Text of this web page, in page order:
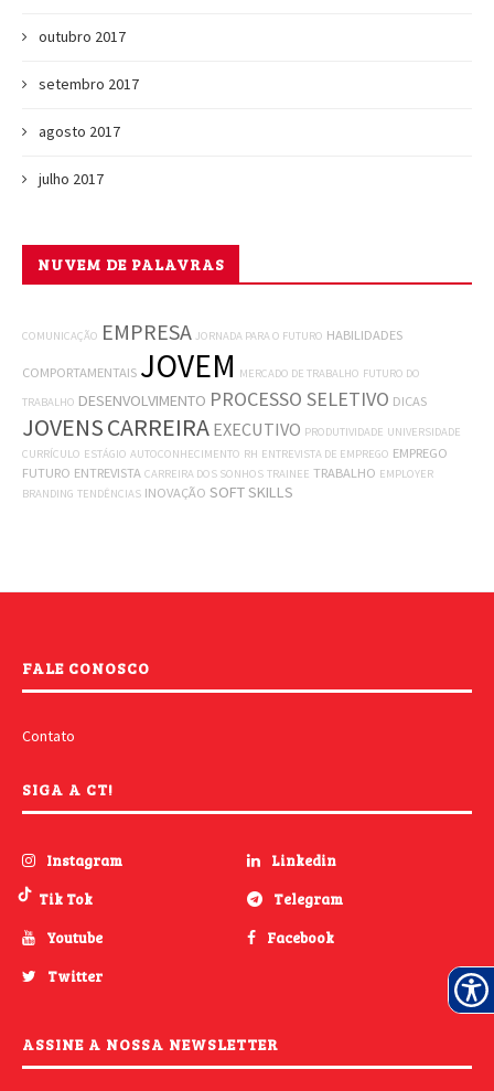
outubro 2017
setembro 2017
agosto 2017
julho 2017
NUVEM DE PALAVRAS
COMUNICAÇÃO EMPRESA JORNADA PARA O FUTURO HABILIDADES
COMPORTAMENTAIS JOVEM MERCADO DE TRABALHO FUTURO DO
TRABALHO DESENVOLVIMENTO PROCESSO SELETIVO DICAS
JOVENSCARREIRA EXECUTIVO PRODUTIVIDADE UNIVERSIDADE
CURRÍCULO ESTÁGIO AUTOCONHECIMENTO RH ENTREVISTA DE EMPREGO EMPREGO
FUTURO ENTREVISTA CARREIRA DOS SONHOS TRAINEE TRABALHO EMPLOYER
BRANDING TENDÊNCIAS INOVAÇÃO SOFT SKILLS
FALE CONOSCO
Contato
SIGA A CT!
Instagram
Linkedin
Tik Tok
Telegram
Youtube
Facebook
Twitter
ASSINE A NOSSA NEWSLETTER